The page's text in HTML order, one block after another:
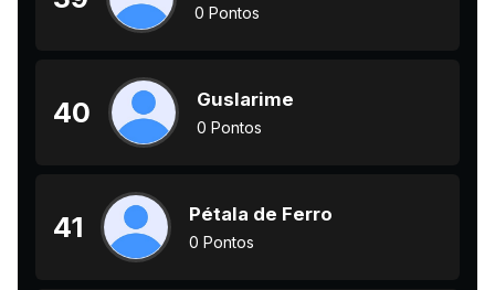
0 Pontos
40 Guslarime
0 Pontos
41 Pétala de Ferro
0 Pontos